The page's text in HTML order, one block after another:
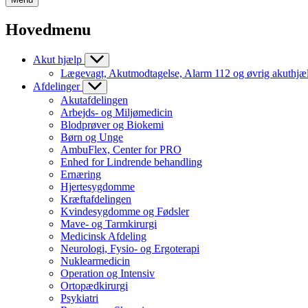
Hovedmenu
Akut hjælp
Lægevagt, Akutmodtagelse, Alarm 112 og øvrig
Afdelinger
Akutafdelingen
Arbejds- og Miljømedicin
Blodprøver og Biokemi
Børn og Unge
AmbuFlex, Center for PRO
Enhed for Lindrende behandling
Ernæring
Hjertesygdomme
Kræftafdelingen
Kvindesygdomme og Fødsler
Mave- og Tarmkirurgi
Medicinsk Afdeling
Neurologi, Fysio- og Ergoterapi
Nuklearmedicin
Operation og Intensiv
Ortopædkirurgi
Psykiatri